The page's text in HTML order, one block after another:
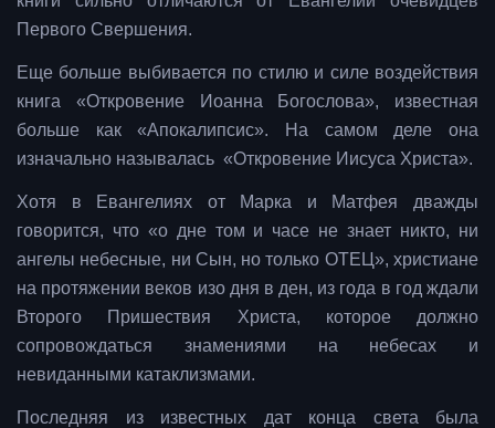
Первого Свершения.
Еще больше выбивается по стилю и силе воздействия
книга «Откровение Иоанна Богослова», известная
больше как «Апокалипсис». На самом деле она
изначально называлась «Откровение Иисуса Христа».
Хотя в Евангелиях от Марка и Матфея дважды
говорится, что «о дне том и часе не знает никто, ни
ангелы небесные, ни Сын, но только ОТЕЦ», христиане
на протяжении веков изо дня в ден, из года в год ждали
Второго Пришествия Христа, которое должно
сопровождаться знамениями на небесах и
невиданными катаклизмами.
Последняя из известных дат конца света была